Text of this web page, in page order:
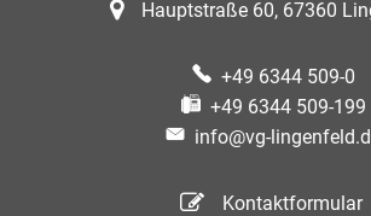
Hauptstraße 60, 67360
+49 6344 509-0
+49 6344 509-199
info@vg-
Kontaktformular